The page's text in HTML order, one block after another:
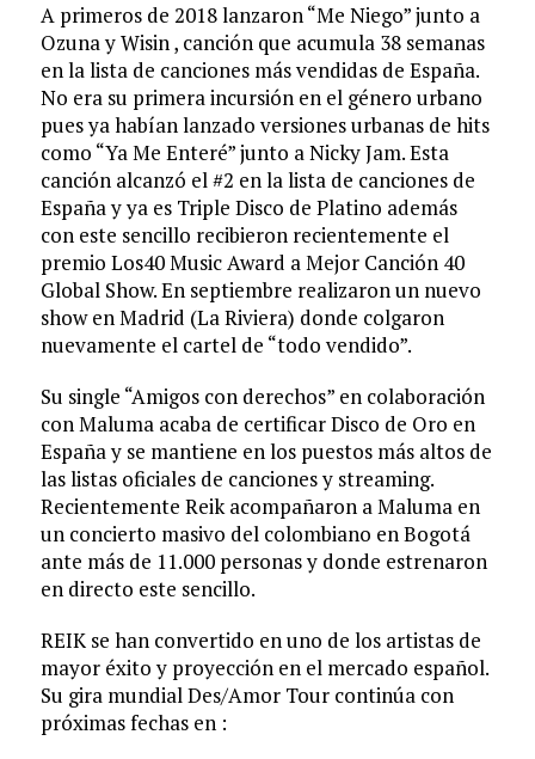
A primeros de 2018 lanzaron “Me Niego” junto a
Ozuna y Wisin , canción que acumula 38 semanas
en la lista de canciones más vendidas de España.
No era su primera incursión en el género urbano
pues ya habían lanzado versiones urbanas de hits
como “Ya Me Enteré” junto a Nicky Jam. Esta
canción alcanzó el #2 en la lista de canciones de
España y ya es Triple Disco de Platino además
con este sencillo recibieron recientemente el
premio Los40 Music Award a Mejor Canción 40
Global Show. En septiembre realizaron un nuevo
show en Madrid (La Riviera) donde colgaron
nuevamente el cartel de “todo vendido”.
Su single “Amigos con derechos” en colaboración
con Maluma acaba de certificar Disco de Oro en
España y se mantiene en los puestos más altos de
las listas oficiales de canciones y streaming.
Recientemente Reik acompañaron a Maluma en
un concierto masivo del colombiano en Bogotá
ante más de 11.000 personas y donde estrenaron
en directo este sencillo.
REIK se han convertido en uno de los artistas de
mayor éxito y proyección en el mercado español.
Su gira mundial Des/Amor Tour continúa con
próximas fechas en :